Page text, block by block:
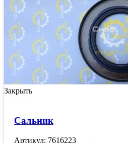
Закрыть
Сальник
Артикул: 7616223